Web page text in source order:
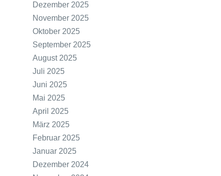
Dezember 2025
November 2025
Oktober 2025
September 2025
August 2025
Juli 2025
Juni 2025
Mai 2025
April 2025
März 2025
Februar 2025
Januar 2025
Dezember 2024